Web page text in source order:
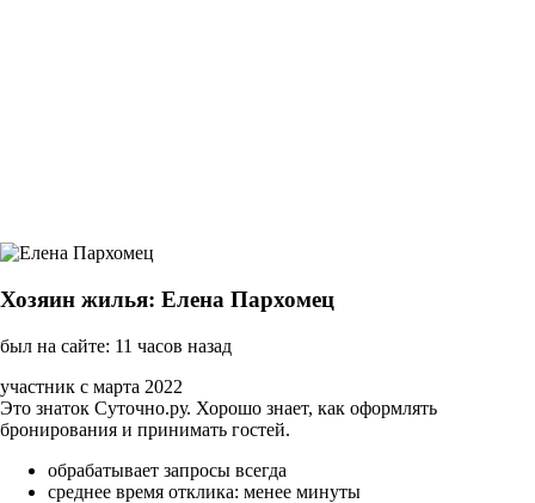
Хозяин жилья: Елена Пархомец
был на сайте: 11 часов назад
участник с марта 2022
Это знаток Суточно.ру. Хорошо знает, как оформлять
бронирования и принимать гостей.
обрабатывает запросы всегда
среднее время отклика: менее минуты